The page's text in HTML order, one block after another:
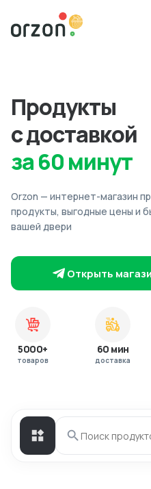
Продукты
с доставкой
за 60 минут
Orzon — интернет-магазин
продукты, выгодные цены и
вашей двери
Открыть
5000+
товаров
60 мин
доставка